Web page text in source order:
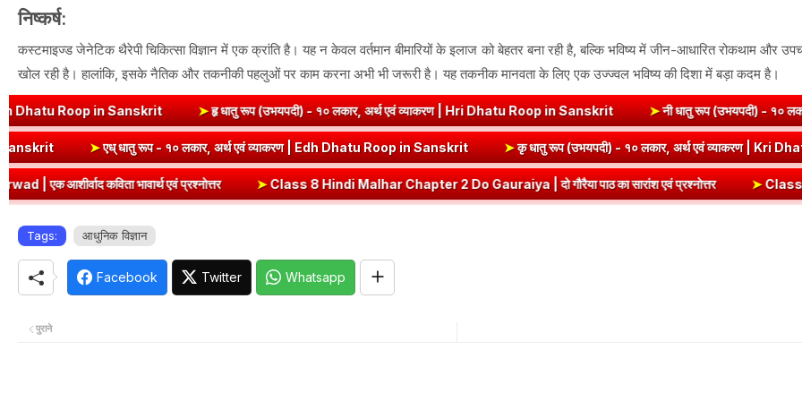
निष्कर्ष:
कस्टमाइज्ड जेनेटिक थैरेपी चिकित्सा विज्ञान में एक क्रांति है। यह न केवल वर्तमान बीमारियों के इलाज को बेहतर बना रही है, बल्कि भविष्य में जीन-आधारित रोकथाम और
खोल रही है। हालांकि, इसके नैतिक और तकनीकी पहलुओं पर काम करना अभी भी जरूरी है। यह तकनीक मानवता के लिए एक उज्ज्वल भविष्य की दिशा में बड़ा कदम है।
Sanskrit ➤हृ धातु रूप (उभयपदी) - १० लकार, अर्थ एवं व्याकरण | Hri Dhatu Roop in Sanskrit ➤नी धातु रूप (उभयपदी) - १० लकार, अर्थ एवं
Dhatu Roop in Sanskrit ➤एध् धातु रूप - १० लकार, अर्थ एवं व्याकरण | Edh Dhatu Roop in Sanskrit ➤कृ धातु रूप (उभयपदी) - १० लकार, अर्थ
एवं प्रश्नोत्तर ➤Class 8 Hindi Malhar Chapter 2 Do Gauraiya | दो गौरैया पाठ का सारांश एवं प्रश्नोत्तर ➤Class 8 Hindi Malhar
Tags: आधुनिक विज्ञान
Facebook Twitter Whatsapp
पुराने